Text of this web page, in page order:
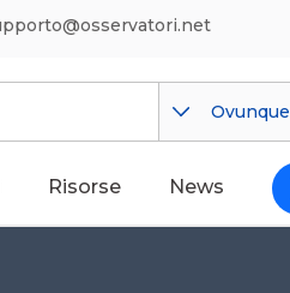
Ovunque
Risorse News